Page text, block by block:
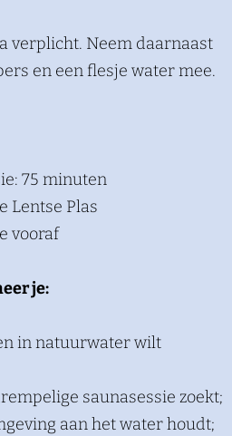
verplicht. Neem daarnaast
en een flesje water mee.
75 minuten
Lentse Plas
vooraf
je:
in natuurwater wilt
saunasessie zoekt;
aan het water houdt;